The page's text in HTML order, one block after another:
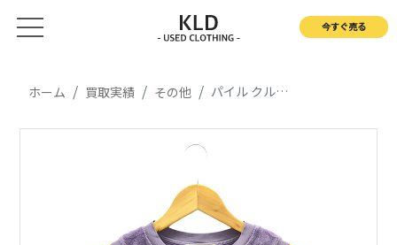
今すぐ売る
ホーム 買取実績 その他 パイル クルーネック タンクトップ